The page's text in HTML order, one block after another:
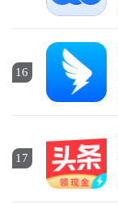
16
17